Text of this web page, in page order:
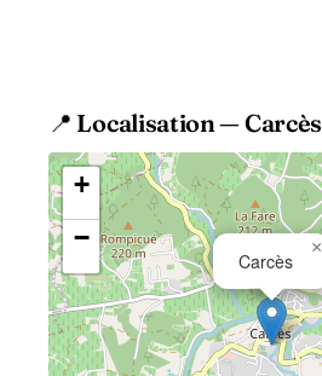
📍 Localisation — Carcès
Carcès
×
+
−